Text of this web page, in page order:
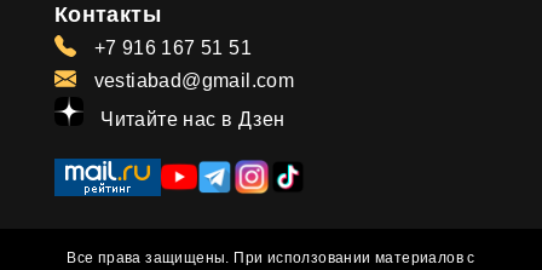
Контакты
+7 916 167 51 51
vestiabad@gmail.com
Читайте нас в Дзен
Все права защищены. При исползовании материалов с